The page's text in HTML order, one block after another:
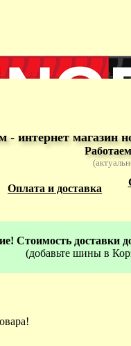
интернет магазин
Оплата и доставка
Стоимость доставки
(добавьте шины в